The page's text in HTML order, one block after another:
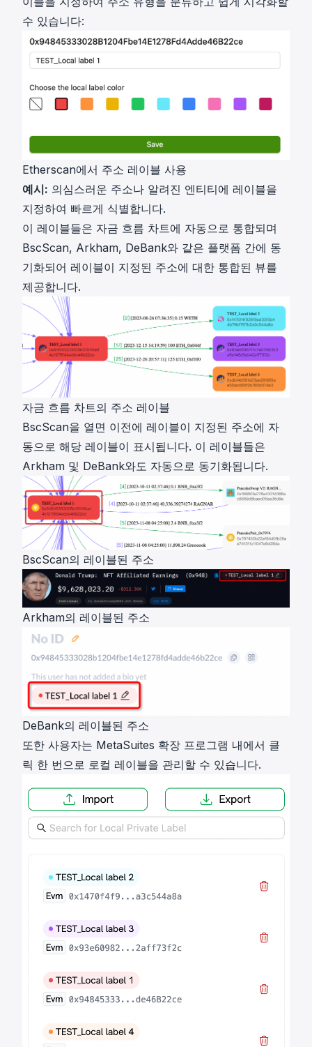
수 있습니다:
Etherscan에서 주소 레이블 사용
예시: 의심스러운 주소나 알려진 엔티티에 레이블을
지정하여 빠르게 식별합니다.
이 레이블들은 자금 흐름 차트에 자동으로 통합되며
BscScan, Arkham, DeBank와 같은 플랫폼 간에 동
기화되어 레이블이 지정된 주소에 대한 통합된 뷰를
제공합니다.
자금 흐름 차트의 주소 레이블
BscScan을 열면 이전에 레이블이 지정된 주소에 자
동으로 해당 레이블이 표시됩니다. 이 레이블들은
Arkham 및 DeBank와도 자동으로 동기화됩니다.
BscScan의 레이블된 주소
Arkham의 레이블된 주소
DeBank의 레이블된 주소
또한 사용자는 MetaSuites 확장 프로그램 내에서 클
릭 한 번으로 로컬 레이블을 관리할 수 있습니다.